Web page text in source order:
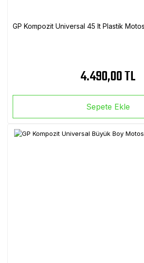
GP Kompozit Universal 45 lt Plastik
4.490,00 TL
Sepete Ekle